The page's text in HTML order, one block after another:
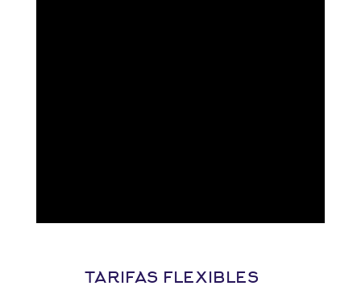
TARIFAS FLEXIBLES